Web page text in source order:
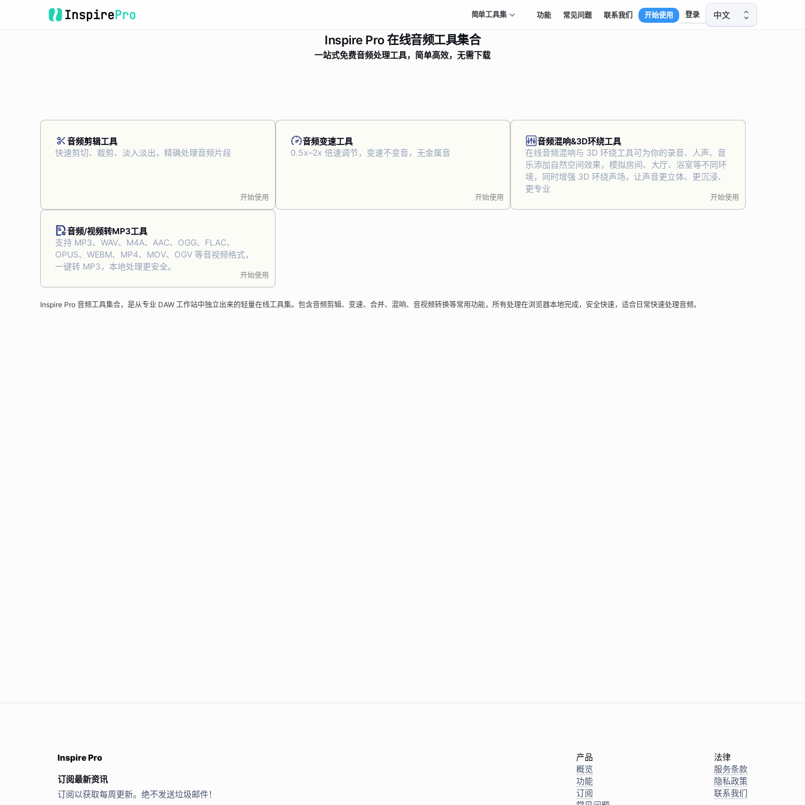
InspirePro 简单工具集 功能 常见问题 联系我们 开始使用 登录 中文
Inspire Pro 在线音频工具集合
一站式免费音频处理工具，简单高效，无需下载
音频剪辑工具
快速剪切、裁剪、淡入淡出，精确处理音频片段
开始使用
音频变速工具
0.5x–2x 倍速调节，变速不变音，无金属音
开始使用
音频混响&3D环绕工具
在线音频混响与 3D 环绕工具可为你的录音、人声、音
乐添加自然空间效果，模拟房间、大厅、浴室等不同环
境，同时增强 3D 环绕声场，让声音更立体、更沉浸、
更专业
开始使用
音频/视频转MP3工具
支持 MP3、WAV、M4A、AAC、OGG、FLAC、
OPUS、WEBM、MP4、MOV、OGV 等音视频格式，
一键转 MP3，本地处理更安全。
开始使用
Inspire Pro 音频工具集合，是从专业 DAW 工作站中独立出来的轻量在线工具集。包含音频剪辑、变速、合并、混响、音视频转换等常用功能，所有处理在浏览器本地完成，安全快速，适合日常快速处理音频。
Inspire Pro
订阅最新资讯
订阅以获取每周更新。绝不发送垃圾邮件！
产品
概览
功能
订阅
法律
服务条款
隐私政策
联系我们